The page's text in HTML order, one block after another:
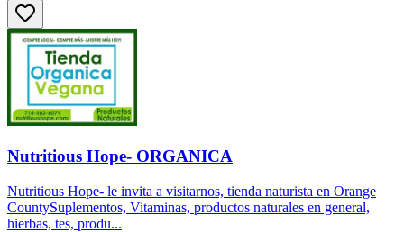
Nutritious Hope- ORGANICA
Nutritious Hope- le invita a visitarnos, tienda naturista en Orange
CountySuplementos, Vitaminas, productos naturales en general,
hierbas, tes, produ...